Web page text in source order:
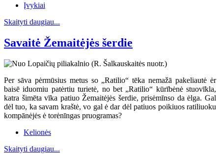
Įvykiai
Skaityti daugiau...
Savaitė Žemaitėjės šerdie
Per sāva pėrmūsius metus so „Ratilio“ tēka nemažā pakeliautė ėr
baisē iduomiu patėrtiu turietė, no bet „Ratilio“ kūrībėnė stuovīkla,
katra šimēta vīka patiuo Žemaitėjės šerdie, prisėmīnso da ėlga. Gal
dėl tuo, ka savam kraštė, vo gal ė dar dėl patiuos poikiuos ratiliuoku
kompānėjės ė torėnīngas pruogramas?
Kelionės
Skaityti daugiau...